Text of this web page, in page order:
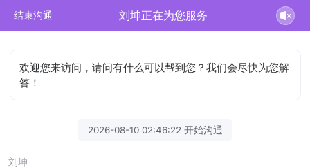
结束沟通 刘坤正在为您服务
欢迎您来访问，请问有什么可以帮到您？我们会尽快为您解
答！
2026-08-10 02:46:22 开始沟通
刘坤